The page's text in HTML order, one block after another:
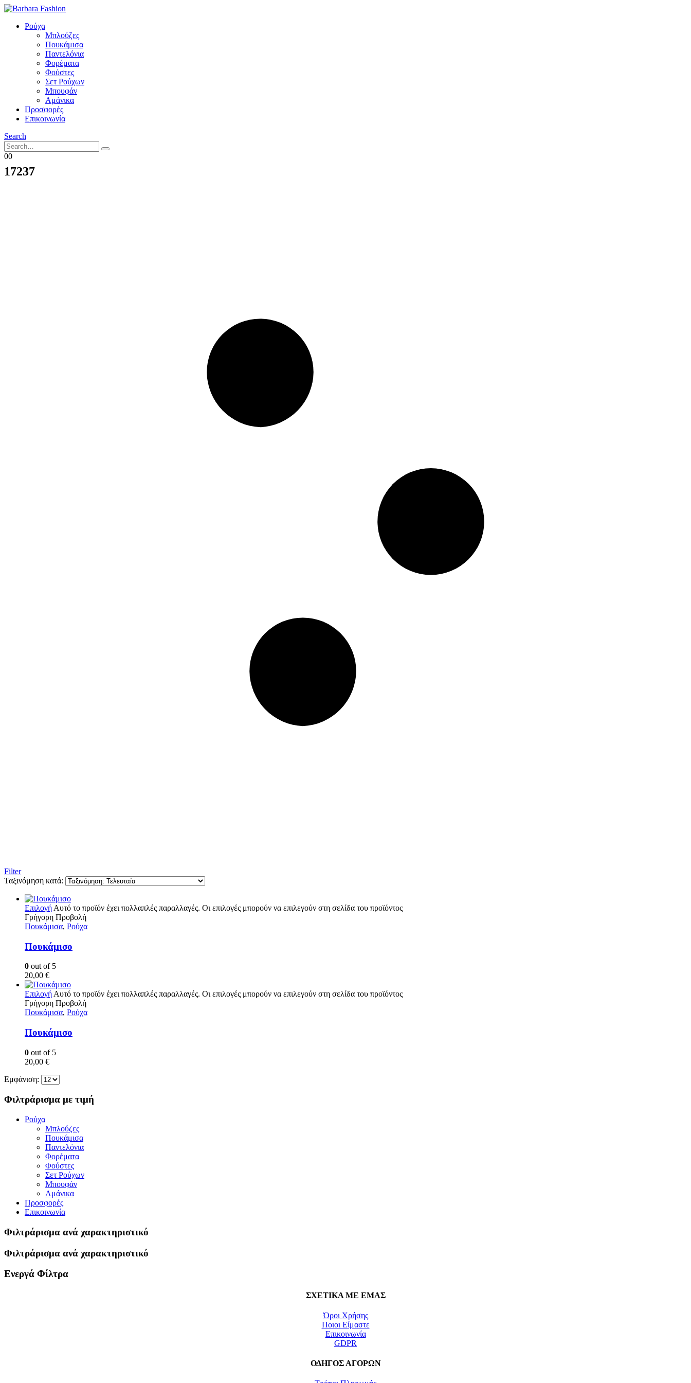
Ρούχα
Μπλούζες
Πουκάμισα
Παντελόνια
Φορέματα
Φούστες
Σετ Ρούχων
Μπουφάν
Αμάνικα
Προσφορές
Επικοινωνία
Search
00
17237
Filter
Ταξινόμηση κατά:
Επιλογή Αυτό το προϊόν έχει πολλαπλές παραλλαγές. Οι επιλογές μπορούν να επιλεγούν στη σελίδα του προϊόντος
Γρήγορη Προβολή
Πουκάμισα, Ρούχα
Πουκάμισο
0 out of 5
20,00 €
Επιλογή Αυτό το προϊόν έχει πολλαπλές παραλλαγές. Οι επιλογές μπορούν να επιλεγούν στη σελίδα του προϊόντος
Γρήγορη Προβολή
Πουκάμισα, Ρούχα
Πουκάμισο
0 out of 5
20,00 €
Εμφάνιση:
Φιλτράρισμα με τιμή
Ρούχα
Μπλούζες
Πουκάμισα
Παντελόνια
Φορέματα
Φούστες
Σετ Ρούχων
Μπουφάν
Αμάνικα
Προσφορές
Επικοινωνία
Φιλτράρισμα ανά χαρακτηριστικό
Φιλτράρισμα ανά χαρακτηριστικό
Ενεργά Φίλτρα
ΣΧΕΤΙΚΑ ΜΕ ΕΜΑΣ
Όροι Χρήσης
Ποιοι Είμαστε
Επικοινωνία
GDPR
ΟΔΗΓΟΣ ΑΓΟΡΩΝ